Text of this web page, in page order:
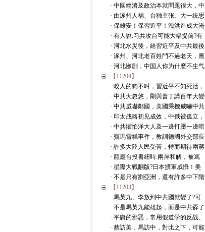
· 中國經濟及政治本就問題很大，中
· 由涿州人祸、台独主张、大一统思
· 保雄安！保習近平！洩洪造成大淹
· 有人說:习共攻台可能大幅提前?有
· 河北水災後，給習近平及中共最後
· 涿州、河北老百姓鬥不過老天，應
· 河北惨剧，中国人你为什麽不生气
【11204】
· 咬人的狗不叫，習近平不知死活，
· 中共大忽悠，剛與普丁講百年大變
· 中共威嚇鄰國，美國乘機威嚇中共
· 印太战略初见成效，中俄被孤立，
· 中共懼怕洋大人及一邊打壓一邊暗
· 寶馬雪糕事件，教訓德國外交部長
· 許多大陸人民受苦，轉而期待兩蔣
· 龍應台投書紐時:兩岸和解，被罵
· 星際大戰翻版?日本擴軍威懾！美
· 不是只有劉亞洲，還有許多中下階
【11203】
· 馬英九、李敖到中共國就變了?可
· 不是馬英九能雄起，而是中共孬了
· 平庸的邪恶，常用假道学的反战、
· 蔡訪美，馬訪中，對比之下，可能